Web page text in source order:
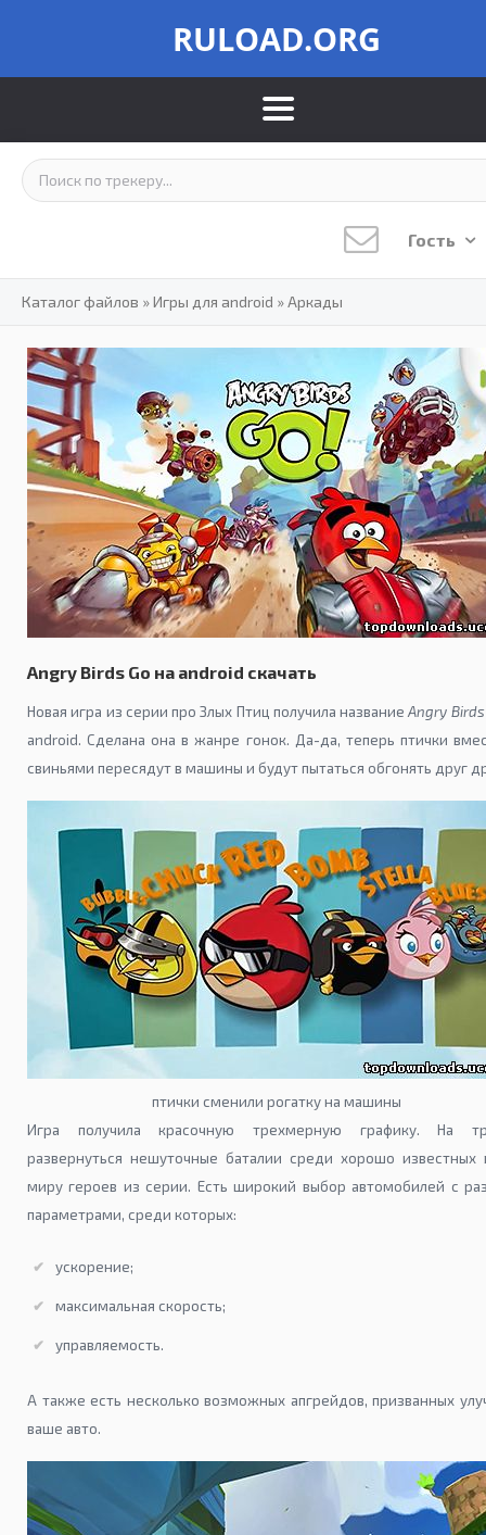
RULOAD.ORG
Гость
Каталог файлов »Игры для android »Аркады
Angry Birds Go на android скачать
Новая игра из серии про Злых Птиц получила названиеAngry Birds
android. Сделана она в жанре гонок. Да-да, теперь птички
свиньями пересядут в машины и будут пытаться обгонять друг
птички сменили рогатку на машины
Игра получила красочную трехмерную графику. На
развернуться нешуточные баталии среди хорошо известных
миру героев из серии. Есть широкий выбор автомобилей с
параметрами, среди которых:
ускорение;
максимальная скорость;
управляемость.
А также есть несколько возможных апгрейдов, призванных
ваше авто.